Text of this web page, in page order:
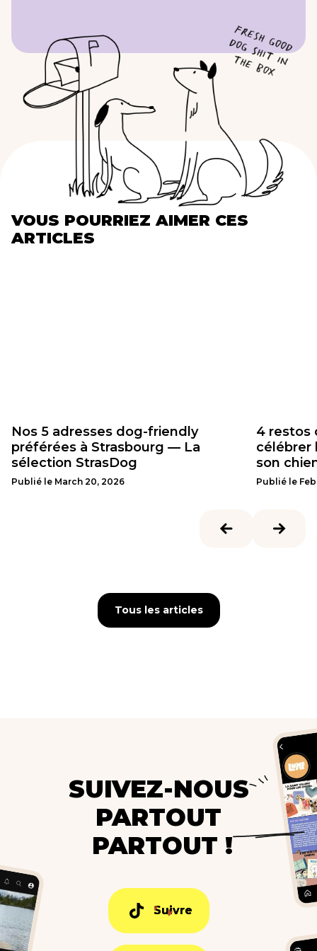
VOUS POURRIEZ AIMER CES
ARTICLES
Nos 5 adresses dog-friendly
préférées à Strasbourg — La
sélection StrasDog
Publié le March 20, 2026
4 restos
célébrer
son
Publié le
Tous les articles
Tous les articles
SUIVEZ-NOUS
PARTOUT
PARTOUT !
Suivre
Suivre